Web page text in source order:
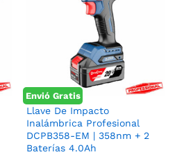
Envió Gratis
Llave De Impacto
Inalámbrica Profesional
DCPB358-EM | 358nm + 2
Baterías 4.0Ah